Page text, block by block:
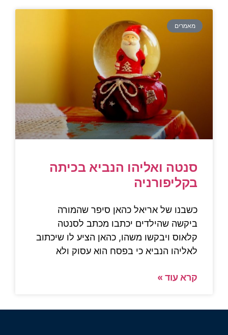
מאמרים
סנטה ואליהו הנביא בכיתה
בקליפורניה
כשבנו של אריאל כהאן סיפר שהמורה
ביקשה שהילדים יכתבו מכתב לסנטה
קלאוס ויבקשו משהו, כהאן הציע לו שיכתוב
לאליהו הנביא כי בפסח הוא עסוק ולא
קרא עוד »